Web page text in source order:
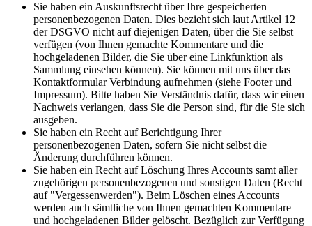
Sie haben ein Auskunftsrecht über Ihre gespeicherten
personenbezogenen Daten. Dies bezieht sich laut Artikel 12
der DSGVO nicht auf diejenigen Daten, über die Sie selbst
verfügen (von Ihnen gemachte Kommentare und die
hochgeladenen Bilder, die Sie über eine Linkfunktion als
Sammlung einsehen können). Sie können mit uns über das
Kontaktformular Verbindung aufnehmen (siehe Footer und
Impressum). Bitte haben Sie Verständnis dafür, dass wir einen
Nachweis verlangen, dass Sie die Person sind, für die Sie sich
ausgeben.
Sie haben ein Recht auf Berichtigung Ihrer
personenbezogenen Daten, sofern Sie nicht selbst die
Änderung durchführen können.
Sie haben ein Recht auf Löschung Ihres Accounts samt aller
zugehörigen personenbezogenen und sonstigen Daten (Recht
auf "Vergessenwerden"). Beim Löschen eines Accounts
werden auch sämtliche von Ihnen gemachten Kommentare
und hochgeladenen Bilder gelöscht. Bezüglich zur Verfügung